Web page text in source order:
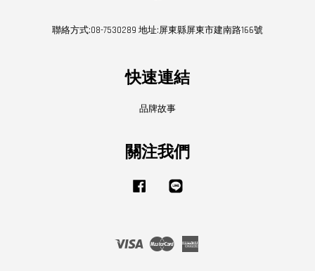
聯絡方式:08-7530289 地址:屏東縣屏東市建南路166號
快速連結
品牌故事
關注我們
Facebook
Visa Master